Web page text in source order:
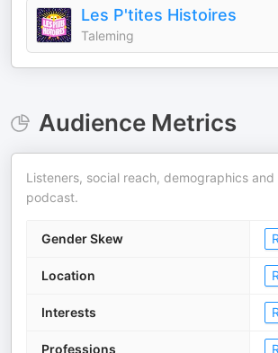
Les P'tites Histoires
Taleming
Audience Metrics
Listeners, social reach, demographics
podcast.
Gender Skew
Location
Interests
Professions